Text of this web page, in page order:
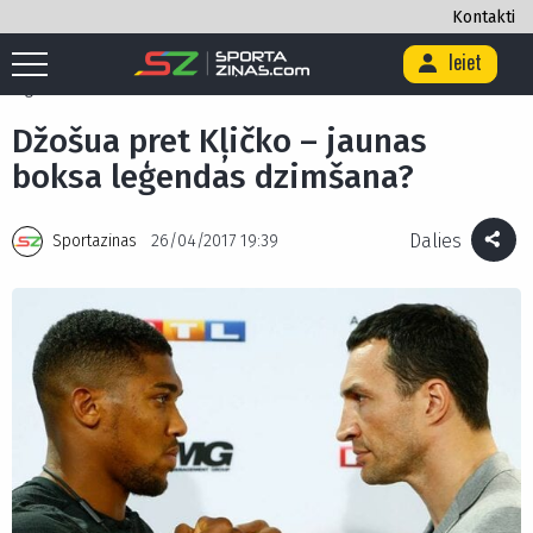
Kontakti
Ieiet
Sākums Ekskluzīvi / Blogi / Džošua pret Kļičko – jaunas boksa
Džošua pret Kļičko – jaunas
boksa leģendas dzimšana?
Sportazinas 26/04/2017 19:39 Dalies